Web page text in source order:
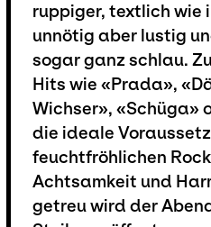
ruppiger, textlich wie
unnötig aber lustig
sogar ganz schlau.
Hits wie «Prada»,
Wichser», «Schüga»
die ideale
feuchtfröhlichen
Achtsamkeit und
getreu wird der